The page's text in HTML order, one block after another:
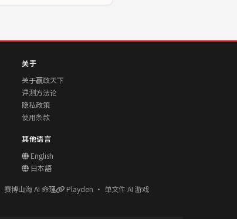
关于
关于赢政天下
评测方法论
隐私政策
使用条款
其他语言
English
日本語
博山海 AI 命理
Playden · 单文件 AI 游戏